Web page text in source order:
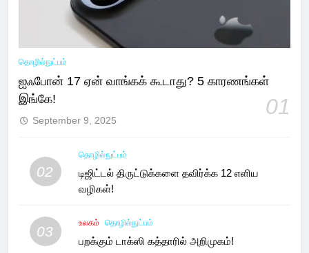
தொழில்நுட்பம்
ஐஃபோன் 17 ஏன் வாங்கக் கூடாது? 5 காரணங்கள்
இங்கே!
01
September 9, 2025
02
தொழில்நுட்பம்
டிஜிட்டல் திருட்டுக்களை தவிர்க்க 12 எளிய
வழிகள்!
03
உலகம் தொழில்நுட்பம்
பறக்கும் டாக்ஸி கத்தாரில் அறிமுகம்!